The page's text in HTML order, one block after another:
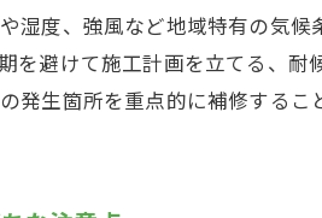
外壁塗装フ
外壁塗装計
失敗例から
湿度、強風など地域特有の気
を避けて施工計画を立てる、
発生箇所を重点的に補修する